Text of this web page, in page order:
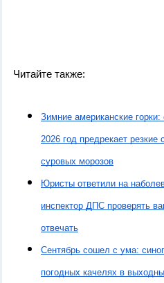
Читайте также:
Зимние американские
2026 год предрекает резкие
суровых морозов
Юристы ответили на
инспектор ДПС проверять
отвечать
Сентябрь сошел с ума:
погодных качелях в